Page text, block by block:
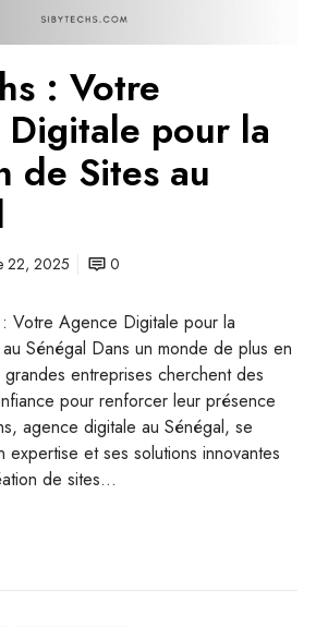
: Votre
pour la
de Sites au
22, 2025 0
Votre Agence Digitale pour la
Sénégal Dans un monde de plus en
entreprises cherchent des
pour renforcer leur présence
agence digitale au Sénégal, se
expertise et ses solutions innovantes
de sites…